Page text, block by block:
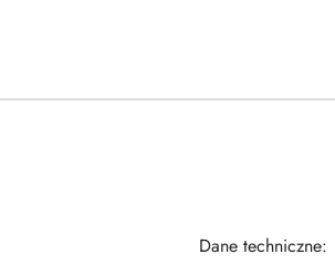
Dane techniczne: